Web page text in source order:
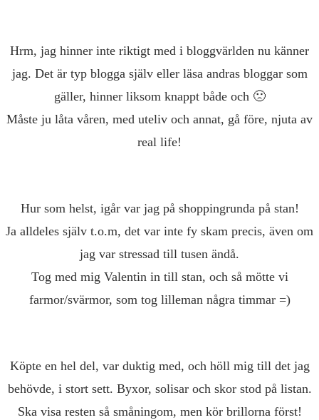
Hrm, jag hinner inte riktigt med i bloggvärlden nu känner
jag. Det är typ blogga själv eller läsa andras bloggar som
gäller, hinner liksom knappt både och 🙁
Måste ju låta våren, med uteliv och annat, gå före, njuta av
real life!
Hur som helst, igår var jag på shoppingrunda på stan!
Ja alldeles själv t.o.m, det var inte fy skam precis, även om
jag var stressad till tusen ändå.
Tog med mig Valentin in till stan, och så mötte vi
farmor/svärmor, som tog lilleman några timmar =)
Köpte en hel del, var duktig med, och höll mig till det jag
behövde, i stort sett. Byxor, solisar och skor stod på listan.
Ska visa resten så småningom, men kör brillorna först!